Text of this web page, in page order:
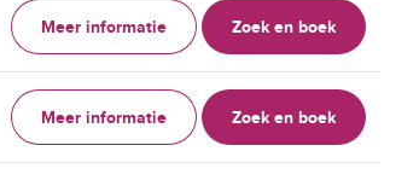
Meer informatie Zoek en boek
Meer informatie Zoek en boek